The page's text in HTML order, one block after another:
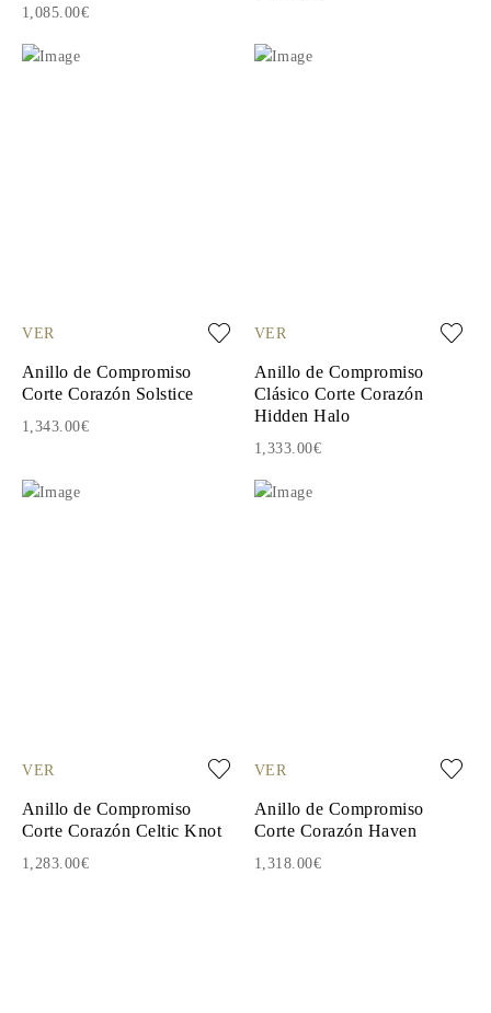
1,085.00€
VER
Anillo de Compromiso
Corte Corazón Solstice
1,343.00€
VER
Anillo de Compromiso
Clásico Corte Corazón
Hidden Halo
1,333.00€
VER
Anillo de Compromiso
Corte Corazón Celtic Knot
1,283.00€
VER
Anillo de Compromiso
Corte Corazón Haven
1,318.00€